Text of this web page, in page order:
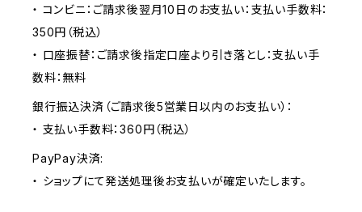
・ コンビニ：ご請求後翌月10日のお支払い：支払い手数料：
350円（税込）
・ 口座振替：ご請求後指定口座より引き落とし：支払い手
数料：無料
銀行振込決済（ご請求後5営業日以内のお支払い）：
・ 支払い手数料：360円（税込）
PayPay決済:
・ ショップにて発送処理後お支払いが確定いたします。